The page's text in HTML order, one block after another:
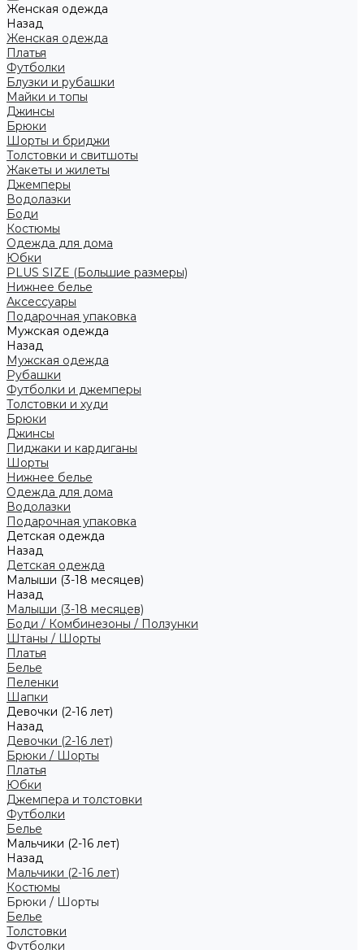
Женская одежда
Назад
Женская одежда
Платья
Футболки
Блузки и рубашки
Майки и топы
Джинсы
Брюки
Шорты и бриджи
Толстовки и свитшоты
Жакеты и жилеты
Джемперы
Водолазки
Боди
Костюмы
Одежда для дома
Юбки
PLUS SIZE (Большие размеры)
Нижнее белье
Аксессуары
Подарочная упаковка
Мужская одежда
Назад
Мужская одежда
Рубашки
Футболки и джемперы
Толстовки и худи
Брюки
Джинсы
Пиджаки и кардиганы
Шорты
Нижнее белье
Одежда для дома
Водолазки
Подарочная упаковка
Детская одежда
Назад
Детская одежда
Малыши (3-18 месяцев)
Назад
Малыши (3-18 месяцев)
Боди / Комбинезоны / Ползунки
Штаны / Шорты
Платья
Белье
Пеленки
Шапки
Девочки (2-16 лет)
Назад
Девочки (2-16 лет)
Брюки / Шорты
Платья
Юбки
Джемпера и толстовки
Футболки
Белье
Мальчики (2-16 лет)
Назад
Мальчики (2-16 лет)
Костюмы
Брюки / Шорты
Белье
Толстовки
Футболки